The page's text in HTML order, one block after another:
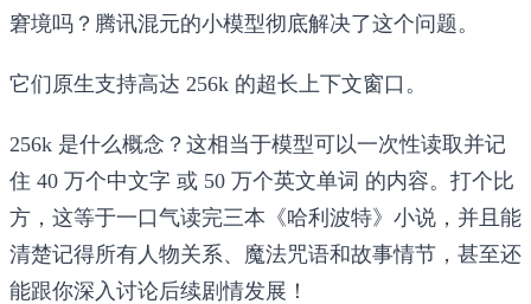
窘境吗？腾讯混元的小模型彻底解决了这个问题。
它们原生支持高达 256k 的超长上下文窗口 。
256k 是什么概念？这相当于模型可以一次性读取并记
住 40 万个中文字 或 50 万个英文单词 的内容。打个比
方，这等于一口气读完三本《哈利波特》小说，并且能
清楚记得所有人物关系、魔法咒语和故事情节，甚至还
能跟你深入讨论后续剧情发展！